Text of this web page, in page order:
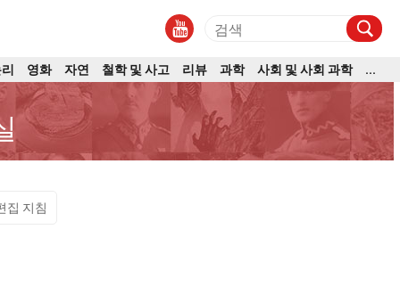
영화 자연 철학 및 사고 리뷰 과학 사회 및 사회 과학 ...
집 지침